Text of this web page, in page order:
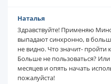
Наталья
Здравствуйте! Применяю
выпадают синхронно, в
не видно. Что значит- пройти
Больше не пользоваться?
месяцев и опять начать
пожалуйста!